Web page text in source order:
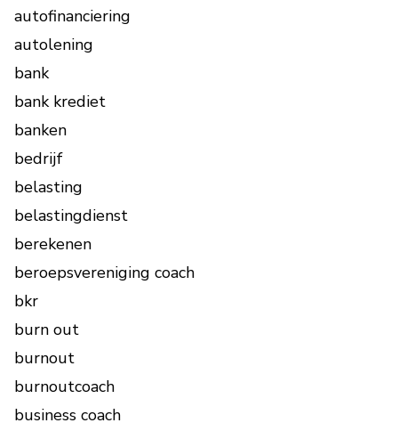
autofinanciering
autolening
bank
bank krediet
banken
bedrijf
belasting
belastingdienst
berekenen
beroepsvereniging coach
bkr
burn out
burnout
burnoutcoach
business coach